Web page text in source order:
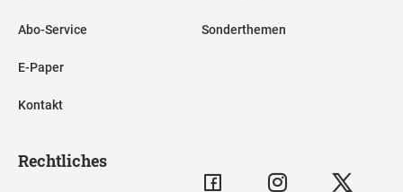
Abo-Service
E-Paper
Kontakt
Sonderthemen
Rechtliches